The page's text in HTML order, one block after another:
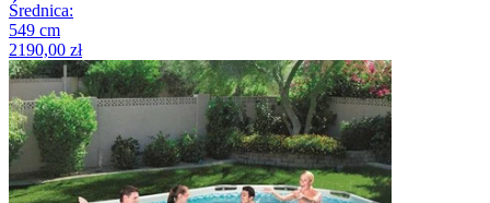
Średnica:
549 cm
2190,00 zł